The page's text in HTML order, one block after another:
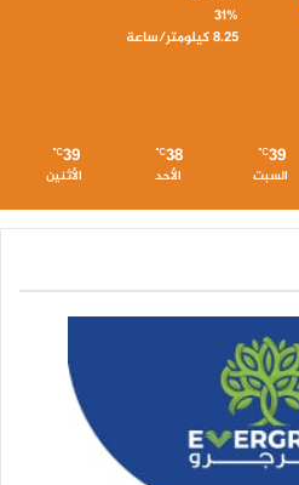
31%
8.25 كيلومتر/ساعة
39
℃
السبت
38
℃
الأحد
39
℃
الأثنين